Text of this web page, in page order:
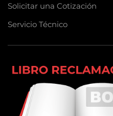
Solicitar una Cotización
Servicio Técnico